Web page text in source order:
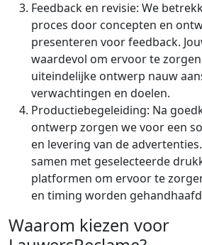
Feedback en revisie: We
proces door concepten en
presenteren voor feedback.
waardevol om ervoor te
uiteindelijke ontwerp nauw
verwachtingen en doelen.
Productiebegeleiding: Na
ontwerp zorgen we voor een
en levering van de
samen met geselecteerde
platformen om ervoor te
en timing worden
Waarom kiezen voor